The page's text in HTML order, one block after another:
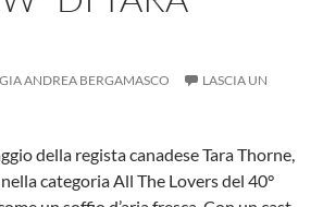
ANDREA BERGAMASCO
LASCIA UN
della regista canadese Tara Thorne,
categoria All The Lovers del 40°